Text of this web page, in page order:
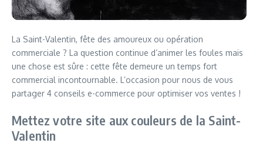
La Saint-Valentin, fête des amoureux ou opération
commerciale ? La question continue d’animer les foules mais
une chose est sûre : cette fête demeure un temps fort
commercial incontournable. L’occasion pour nous de vous
partager 4 conseils e-commerce pour optimiser vos ventes !
Mettez votre site aux couleurs de la Saint-
Valentin